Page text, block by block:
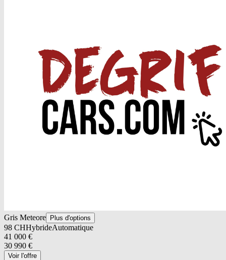
Gris Meteore Plus d'options
98 CHHybrideAutomatique
41 000 €
30 990 €
Voir l'offre